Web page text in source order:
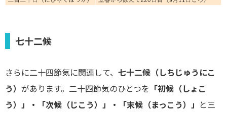
七十二候
さらに二十四節気に関連して、 七十二候（しちじゅうにこ
う） があります。二十四節気のひとつを 「初候（しょこ
う）」・「次候（じこう）」・「末候（まっこう）」 と三